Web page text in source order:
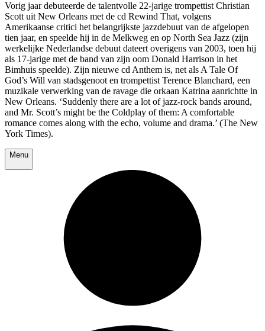
Vorig jaar debuteerde de talentvolle 22-jarige trompettist Christian
Scott uit New Orleans met de cd Rewind That, volgens
Amerikaanse critici het belangrijkste jazzdebuut van de afgelopen
tien jaar, en speelde hij in de Melkweg en op North Sea Jazz (zijn
werkelijke Nederlandse debuut dateert overigens van 2003, toen hij
als 17-jarige met de band van zijn oom Donald Harrison in het
Bimhuis speelde). Zijn nieuwe cd Anthem is, net als A Tale Of
God’s Will van stadsgenoot en trompettist Terence Blanchard, een
muzikale verwerking van de ravage die orkaan Katrina aanrichtte in
New Orleans. ‘Suddenly there are a lot of jazz-rock bands around,
and Mr. Scott’s might be the Coldplay of them: A comfortable
romance comes along with the echo, volume and drama.’ (The New
York Times).
Menu